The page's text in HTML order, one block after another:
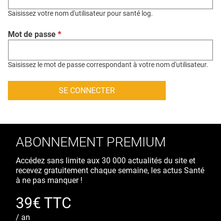
CONTACT
CRÉDITS
Saisissez votre nom d'utilisateur pour santé log.
Mot de passe *
Saisissez le mot de passe correspondant à votre nom d'utilisateur.
ABONNEMENT PREMIUM
Accédez sans limite aux 30 000 actualités du site et
recevez gratuitement chaque semaine, les actus Santé
à ne pas manquer !
39€ TTC
/ an